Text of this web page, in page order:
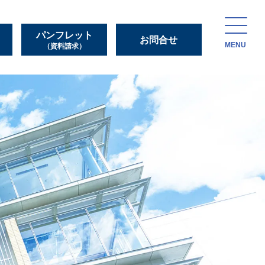
パンフレット
（資料請求）
お問合せ
MENU